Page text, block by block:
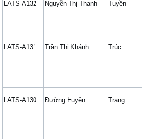
LATS-A132 Nguyễn Thị Thanh Tuyền
LATS-A131 Trần Thị Khánh Trúc
LATS-A130 Đường Huyền Trang